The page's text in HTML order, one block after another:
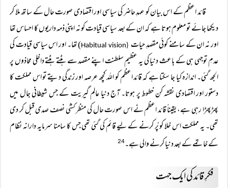
قائد اعظم کے اس بیان کو عہدِ حاضر کی سیاسی اور اقتصادی صورت حال کے ساتھ ملا کر
دیکھا جائے تو معلوم ہوتا ہے کہ ان کے بعد سیاسی قیادت کو نہ اپنی ذمہ داریوں کا احساس تھا
اور نہ ان کے سامنے کوئی مقصدِ حیات (
Habitual vision) تھا۔ اور اس سیاسی قیادت کی
عدمِ توجہی ہی کے باعث دنیا کی یہ عظیم سلطنت اپنے مقصد سے ہٹتے ہٹتے داخلی محاذوں پر
الجھ گئی۔ اندازہ کیا جا سکتا ہے کہ قائد اعظم کو اللہ کچھ عرصہ اور زندگی دیتے تو اس مملکت کا
دستور اور اقتصادی نقشہ کن خطوط پر ہوتا۔ آج دنیا عالم گیریت کے جس شیطانی جال میں
پھڑپھڑا رہی ہے، یقیناً قائد اعظم نے اس صورت حال کی منظر کشی نصف صدی قبل کر دی
تھی۔ یہ مملکت اس خلا کو پُر کرنے کے لیے قائم کی گئی تھی جس کا سامنا سرمایہ دارانہ نظام
کے خاتمے کے بعد دنیا کرنے والی ہے۔24
فکرِ قائد کی ایک جہت